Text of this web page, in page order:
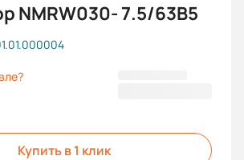
NMRW030- 7.5/63B5
Купить в 1 клик